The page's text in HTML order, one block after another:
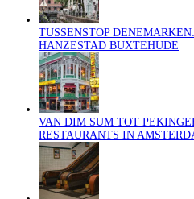
TUSSENSTOP
HANZESTAD BUXTEHUDE
VAN DIM SUM TOT
RESTAURANTS IN